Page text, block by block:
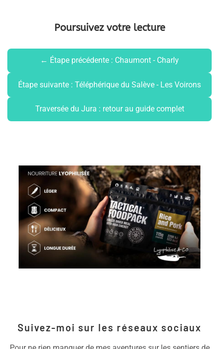
Poursuivez votre lecture
← Étape précédente : Chaumont - Charly
Étape suivante : Téléphérique du Salève - Les Voirons
Traversée du Jura : retour au guide complet
Suivez-moi sur les réseaux sociaux